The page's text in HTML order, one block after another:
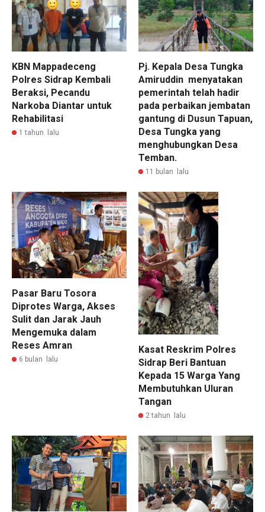
KBN Mappadeceng
Polres Sidrap Kembali
Beraksi, Pecandu
Narkoba Diantar untuk
Rehabilitasi
1 tahun lalu
Pj. Kepala Desa Tungka
Amiruddin menyatakan
pemerintah telah hadir
pada perbaikan jembatan
gantung di Dusun Tapuan,
Desa Tungka yang
menghubungkan Desa
Temban.
11 bulan lalu
Pasar Baru Tosora
Diprotes Warga, Akses
Sulit dan Jarak Jauh
Mengemuka dalam
Reses Amran
6 bulan lalu
Kasat Reskrim Polres
Sidrap Beri Bantuan
Kepada 15 Warga Yang
Membutuhkan Uluran
Tangan
2 tahun lalu